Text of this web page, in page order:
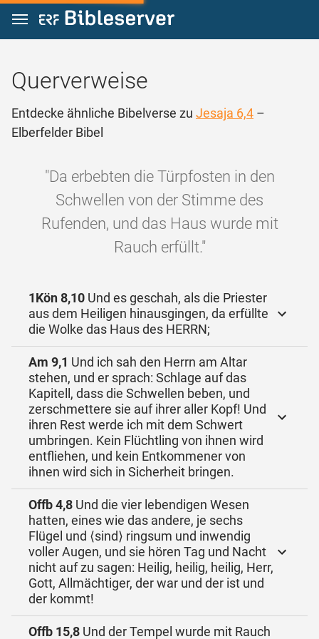
Zum Inhalt springen
Querverweise
Entdecke ähnliche Bibelverse zu Jesaja 6,4 –
Elberfelder Bibel
"Da erbebten die Türpfosten in den
Schwellen von der Stimme des
Rufenden, und das Haus wurde mit
Rauch erfüllt."
1Kön 8,10 Und es geschah, als die Priester
aus dem Heiligen hinausgingen, da erfüllte
die Wolke das Haus des HERRN;
Am 9,1 Und ich sah den Herrn am Altar
stehen, und er sprach: Schlage auf das
Kapitell, dass die Schwellen beben, und
zerschmettere sie auf ihrer aller Kopf! Und
ihren Rest werde ich mit dem Schwert
umbringen. Kein Flüchtling von ihnen wird
entfliehen, und kein Entkommener von
ihnen wird sich in Sicherheit bringen.
Offb 4,8 Und die vier lebendigen Wesen
hatten, eines wie das andere, je sechs
Flügel und ⟨sind⟩ ringsum und inwendig
voller Augen, und sie hören Tag und Nacht
nicht auf zu sagen: Heilig, heilig, heilig, Herr,
Gott, Allmächtiger, der war und der ist und
der kommt!
Offb 15,8 Und der Tempel wurde mit Rauch